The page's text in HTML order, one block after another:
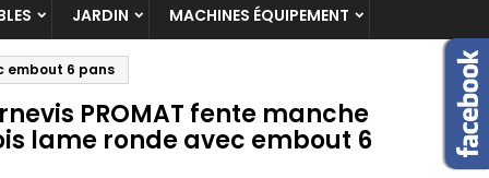
JARDIN MACHINES ÉQUIPEMENT
embout 6 pans
PROMAT fente manche
lame ronde avec embout 6